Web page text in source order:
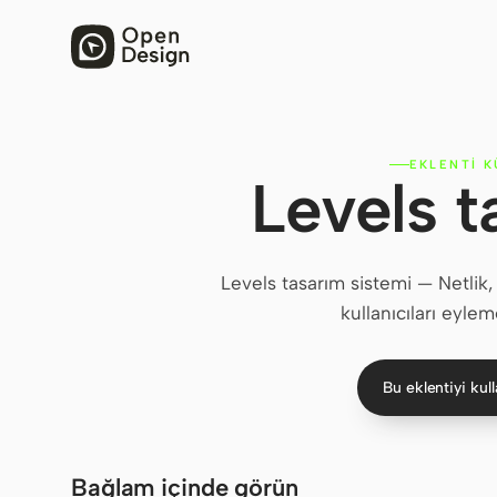
EKLENTI
Levels
Levels tasarım sistemi —
kullanıcıları
Bu eklentiyi
Bağlam içinde görün